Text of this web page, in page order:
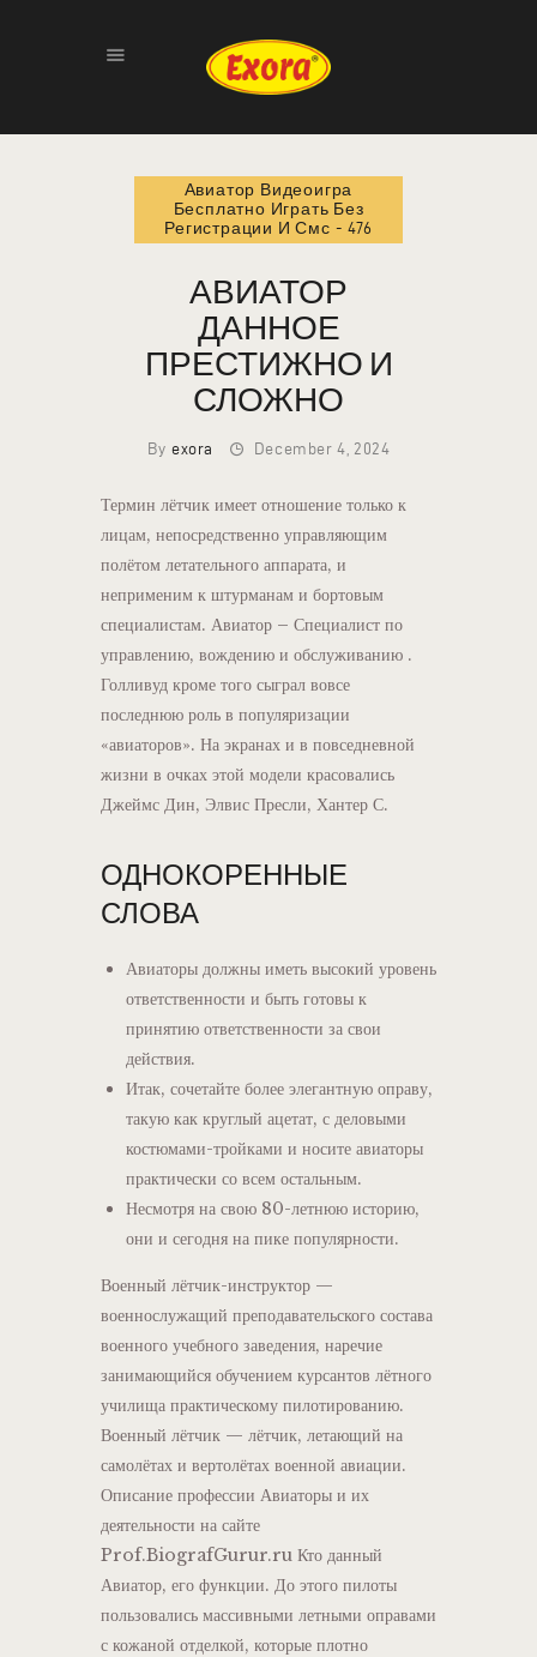
PRODUCTS
Авиатор Видеоигра
Бесплатно Играть Без
Регистрации И Смс - 476
АВИАТОР
ДАННОЕ
ПРЕСТИЖНО И
СЛОЖНО
By exora December 4, 2024
Термин лётчик имеет отношение только к
лицам, непосредственно управляющим
полётом летательного аппарата, и
неприменим к штурманам и бортовым
специалистам. Авиатор – Специалист по
управлению, вождению и обслуживанию .
Голливуд кроме того сыграл вовсе
последнюю роль в популяризации
«авиаторов». На экранах и в повседневной
жизни в очках этой модели красовались
Джеймс Дин, Элвис Пресли, Хантер С.
ОДНОКОРЕННЫЕ
СЛОВА
Авиаторы должны иметь высокий уровень
ответственности и быть готовы к
принятию ответственности за свои
действия.
Итак, сочетайте более элегантную оправу,
такую ​​как круглый ацетат, с деловыми
костюмами-тройками и носите авиаторы
практически со всем остальным.
Несмотря на свою 80-летнюю историю,
они и сегодня на пике популярности.
Военный лётчик-инструктор —
военнослужащий преподавательского состава
военного учебного заведения, наречие
занимающийся обучением курсантов лётного
училища практическому пилотированию.
Военный лётчик — лётчик, летающий на
самолётах и вертолётах военной авиации.
Описание профессии Авиаторы и их
деятельности на сайте
Prof.BiografGurur.ru Кто данный
Авиатор, его функции. До этого пилоты
пользовались массивными летными оправами
с кожаной отделкой, которые плотно